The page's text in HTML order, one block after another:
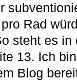
Rad
steht es in
13. Ich
Blog